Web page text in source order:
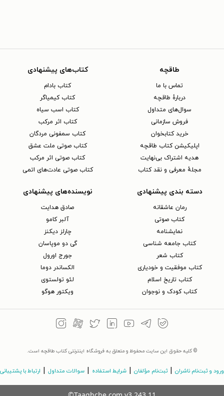
طاقچه
تماس با ما
دربارهٔ طاقچه
سوال‌های متداول
فروش سازمانی
خرید کتابخوان
اپلیکیشن کتاب طاقچه
هدیه اشتراک بی‌نهایت
مجلهٔ معرفی و نقد کتاب
کتاب‌های پیشنهادی
کتاب بادام
کتاب کیمیاگر
کتاب اسب سیاه
کتاب اثر مرکب
کتاب سمفونی مردگان
کتاب صوتی ملت عشق
کتاب صوتی اثر مرکب
کتاب صوتی عادت‌های اتمی
دسته بندی پیشنهادی
رمان عاشقانه
کتاب‌ صوتی
نمایشنامه
کتاب جامعه شناسی
کتاب شعر
کتاب موفقیت و خودیاری
کتاب تاریخ اسلام
کتاب کودک و نوجوان
نویسنده‌های پیشنهادی
صادق هدایت
آلبر کامو
چارلز دیکنز
گی دو موپاسان
جورج اورول
الکساندر دوما
لئو تولستوی
ویکتور هوگو
© کلیه حقوق این سایت محفوظ و متعلق به فروشگاه اینترنتی کتاب طاقچه است.
ورود و ثبت‌نام ناشران ثبت‌نام مؤلفان شرایط استفاده سوالات متداول ارتباط با پشتیبانی